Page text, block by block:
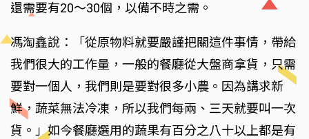
還需要有20～30個，以備不時之需。
馮淘鑫說：「從原物料就要嚴謹把關這件事情，帶給
我們很大的工作量，一般的餐廳從大盤商拿貨，只需
要對一個人，我們則是要對很多小農。因為講求新
鮮，蔬菜無法冷凍，所以我們每兩、三天就要叫一次
貨。」如今餐廳選用的蔬果有百分之八十以上都是有